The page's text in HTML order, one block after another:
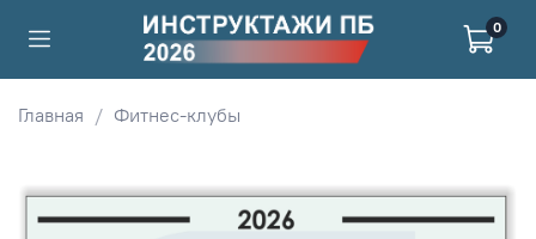
0
Главная Фитнес-клубы